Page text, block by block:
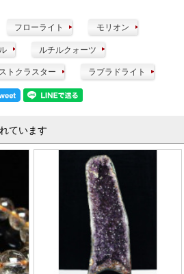
フローライト モリオン
ルチルクォーツ
トクラスター ラブラドライト
ています